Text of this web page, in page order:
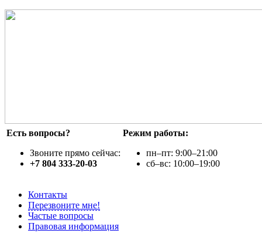
Есть вопросы?
Звоните прямо сейчас:
+7 804 333-20-03
Режим работы:
пн–пт: 9:00–21:00
сб–вс: 10:00–19:00
Контакты
Перезвоните мне!
Частые вопросы
Правовая информация